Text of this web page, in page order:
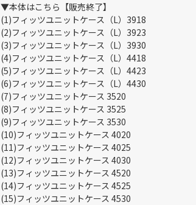
▼本体はこちら【販売終了】
(1)フィッツユニットケース（L）3918
(2)フィッツユニットケース（L）3923
(3)フィッツユニットケース（L）3930
(4)フィッツユニットケース（L）4418
(5)フィッツユニットケース（L）4423
(6)フィッツユニットケース（L）4430
(7)フィッツユニットケース 3520
(8)フィッツユニットケース 3525
(9)フィッツユニットケース 3530
(10)フィッツユニットケース 4020
(11)フィッツユニットケース 4025
(12)フィッツユニットケース 4030
(13)フィッツユニットケース 4520
(14)フィッツユニットケース 4525
(15)フィッツユニットケース 4530